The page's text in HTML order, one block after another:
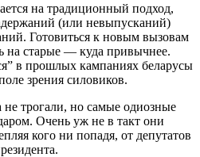
на традиционный подход,
(или невыпусканий)
Готовиться к новым вызовам
на старые — куда привычнее.
в прошлых кампаниях беларусы
зрения силовиков.
не трогали, но самые одиозные
Очень уж не в такт они
кого ни попадя, от депутатов